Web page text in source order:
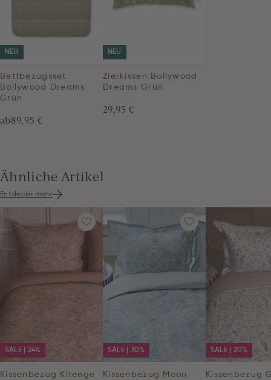
NEU
Bettbezugsset
Bollywood Dreams
Grün
ab89,95 €
NEU
Zierkissen Bollywood
Dreams Grün
29,95 €
Ähnliche Artikel
Entdecke mehr
SALE | 24%
Kissenbezug Kitenge
SALE | 30%
Kissenbezug Moon
SALE | 20%
Kissenbezug